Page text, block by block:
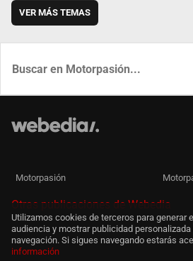
VER MÁS TEMAS
Motorpasión
Otras publicaciones de Webedia
Utilizamos cookies de terceros para generar
audiencia y mostrar publicidad
navegación. Si sigues navegando estarás
información